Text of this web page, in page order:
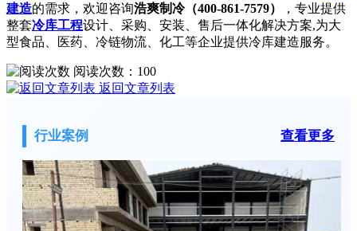
建造的需求，欢迎咨询浩爽制冷（400-861-7579）
，专业提供
整套冷库工程设计、采购、安装、售后一体化解决方案,为大
型食品、医药、冷链物流、化工等企业提供冷库建造服务。
阅读次数： 100
返回文章列表
行业案例 查看更多